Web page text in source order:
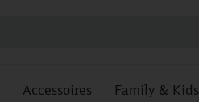
Accessoires Family & Kids